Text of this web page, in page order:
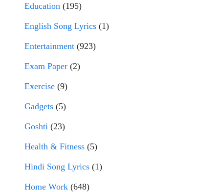
Education (195)
English Song Lyrics (1)
Entertainment (923)
Exam Paper (2)
Exercise (9)
Gadgets (5)
Goshti (23)
Health & Fitness (5)
Hindi Song Lyrics (1)
Home Work (648)